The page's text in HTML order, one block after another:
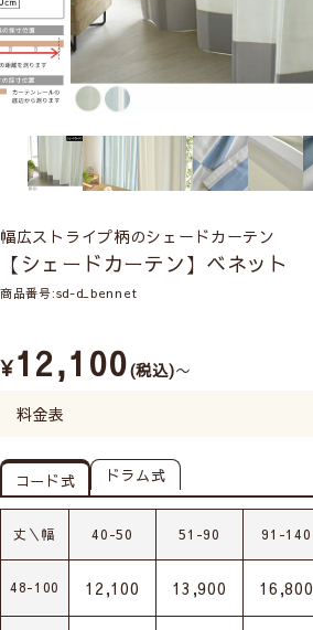
幅広ストライプ柄のシェードカーテン
【シェードカーテン】ベネット
商品番号 sd-d_bennet
¥12,100 税込 〜
料金表
コード式 ドラム式
丈＼幅 40-50 51-90 91-140
48-100 12,100 13,900 16,800